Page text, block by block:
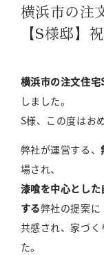
横浜市の注
【S様邸】
横浜市の注文住宅
しました。
S様、この度はお
弊社が運営する、
場され、
漆喰を中心とし
する弊社の提案に
共感され、家づ
た。